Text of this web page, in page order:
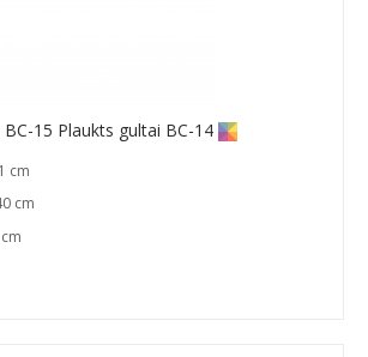
BC-15 Plaukts gultai BC-14
cm
cm